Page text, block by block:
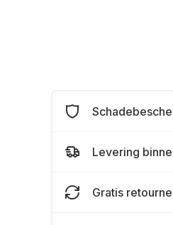
Levering
Gratis